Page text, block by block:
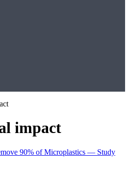
impact
90% of Microplastics — Study